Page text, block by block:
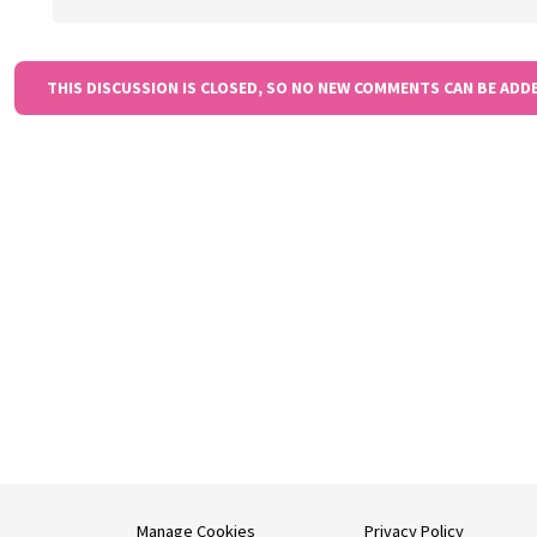
THIS DISCUSSION IS CLOSED, SO NO NEW COMMENTS CAN BE
Manage Cookies Privacy Policy